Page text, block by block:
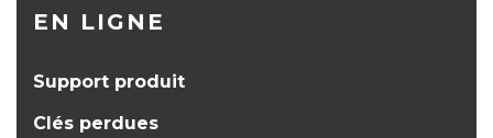
EN LIGNE
Support produit
Clés perdues